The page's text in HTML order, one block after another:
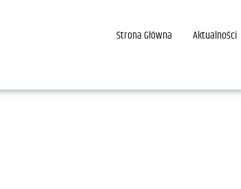
Strona Główna Aktualności